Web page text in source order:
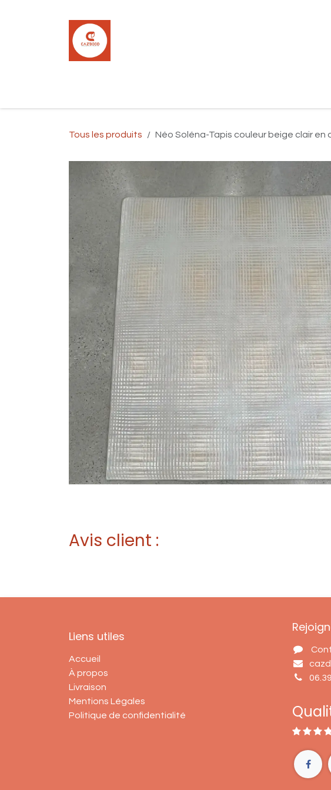
Tous les produits Néo Soléna-Tapis couleur beige clair en
Avis client :
Liens utiles
Accueil
À propos
Livraison
Mentions Légales
Politique de confidentialité